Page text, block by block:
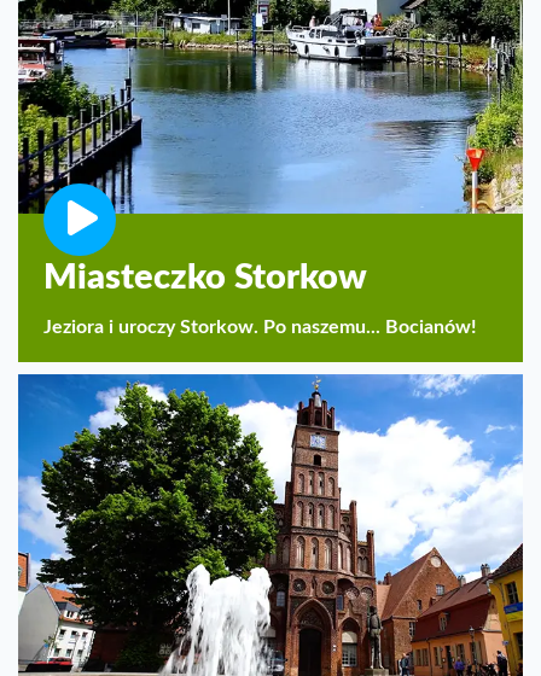
Miasteczko Storkow
Jeziora i uroczy Storkow. Po naszemu... Bocianów!